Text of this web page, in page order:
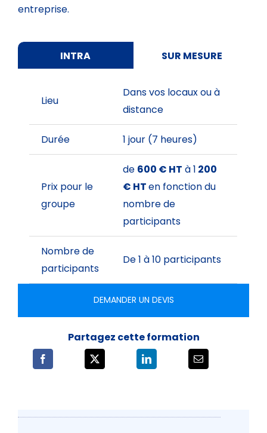
entreprise.
INTRA SUR MESURE
Lieu
Dans vos locaux ou à
distance
Durée 1 jour (7 heures)
Prix pour le
groupe
de 600 € HT à 1 200
€ HTen fonction du
nombre de
participants
Nombre de
participants
De 1 à 10 participants
DEMANDER UN DEVIS
Partagez cette formation